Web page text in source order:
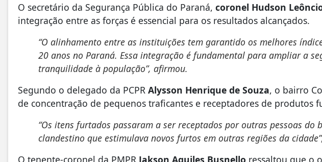
O secretário da Segurança Pública do Paraná, coronel Hudson
integração entre as forças é essencial para os resultados alcançados.
“O alinhamento entre as instituições tem garantido os melhores
20 anos no Paraná. Essa integração é fundamental para ampliar a
tranquilidade à população”, afirmou.
Segundo o delegado da PCPR Alysson Henrique de Souza, o bairro
de concentração de pequenos traficantes e receptadores de produtos
“Os itens furtados passaram a ser receptados por outras pessoas do
clandestino que estimulava novos furtos em outras regiões da
O tenente-coronel da PMPR Jakson Aquiles Busnello ressaltou que o